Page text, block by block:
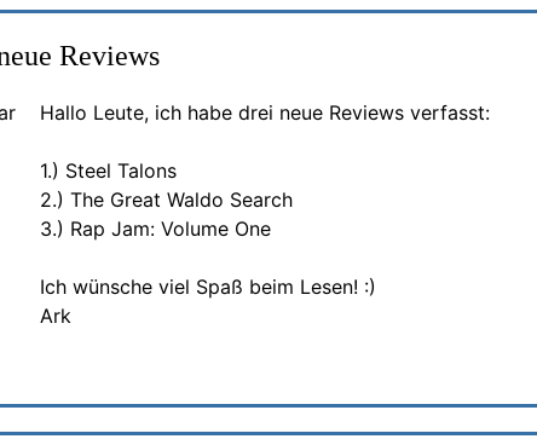
Reviews
Hallo Leute, ich habe drei neue Reviews verfasst:
1.) Steel Talons
2.) The Great Waldo Search
3.) Rap Jam: Volume One
Ich wünsche viel Spaß beim Lesen! :)
Ark